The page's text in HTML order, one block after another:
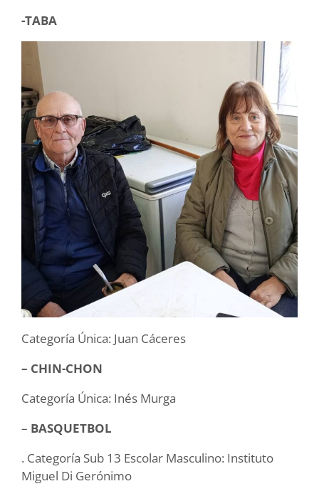
-TABA
Categoría Única: Juan Cáceres
– CHIN-CHON
Categoría Única: Inés Murga
– BASQUETBOL
. Categoría Sub 13 Escolar Masculino: Instituto
Miguel Di Gerónimo